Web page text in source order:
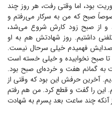
بود، اما وقتی رفت، هر روز چند
صبح که من به سرکار می‌رفتم و
و از صبح زود کارش شروع می‌شد،
داشتیم. روز شهادتش هم به او
فهمیدم خیلی سرحال نیست.
صبح نخوابیده و خیلی خسته است
به گمانم هفت و خرده‌ای صبح بود.
آخرین حرفش این بود که وقتی از
این را گفت و قطع کرد. من هم رفتم
آنکه چند ساعت بعد پسرم به شهادت